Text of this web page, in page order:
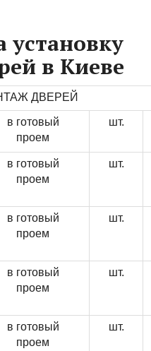
установку
в Киеве
ДВЕРЕЙ
в готовый
проем
шт.
в готовый
проем
шт.
в готовый
проем
шт.
в готовый
проем
шт.
в готовый
проем
шт.